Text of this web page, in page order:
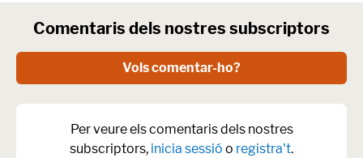
Comentaris dels nostres subscriptors
Vols comentar-ho?
Per veure els comentaris dels nostres
subscriptors, inicia sessió o registra't.